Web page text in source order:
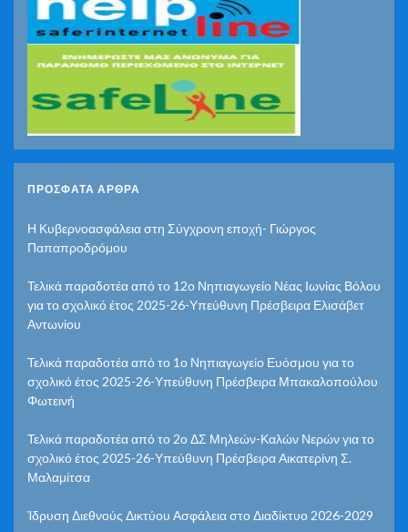
ΠΡΌΣΦΑΤΑ ΆΡΘΡΑ
Η Κυβερνοασφάλεια στη Σύγχρονη εποχή- Γιώργος
Παπαπροδρόμου
Τελικά παραδοτέα από το 12ο Νηπιαγωγείο Νέας Ιωνίας Βόλου
για το σχολικό έτος 2025-26-Υπεύθυνη Πρέσβειρα Ελισάβετ
Αντωνίου
Τελικά παραδοτέα από το 1ο Νηπιαγωγείο Ευόσμου για το
σχολικό έτος 2025-26-Υπεύθυνη Πρέσβειρα Μπακαλοπούλου
Φωτεινή
Τελικά παραδοτέα από το 2ο ΔΣ Μηλεών-Καλών Νερών για το
σχολικό έτος 2025-26-Υπεύθυνη Πρέσβειρα Αικατερίνη Σ.
Μαλαμίτσα
Ίδρυση Διεθνούς Δικτύου Ασφάλεια στο Διαδίκτυο 2026-2029